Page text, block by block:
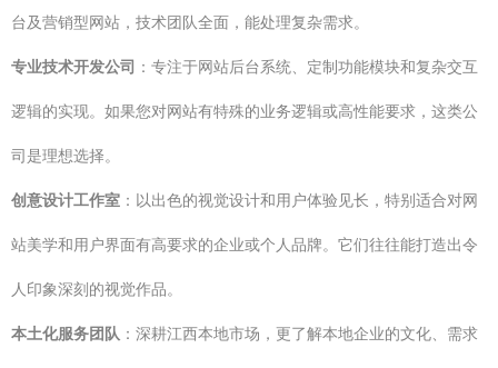
台及营销型网站，技术团队全面，能处理复杂需求。
专业技术开发公司 ：专注于网站后台系统、定制功能模块和复杂交互
逻辑的实现。如果您对网站有特殊的业务逻辑或高性能要求，这类公
司是理想选择。
创意设计工作室 ：以出色的视觉设计和用户体验见长，特别适合对网
站美学和用户界面有高要求的企业或个人品牌。它们往往能打造出令
人印象深刻的视觉作品。
本土化服务团队 ：深耕江西本地市场，更了解本地企业的文化、需求